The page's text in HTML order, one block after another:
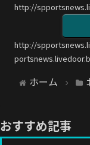
http://
http://
ホーム
おすすめ記事